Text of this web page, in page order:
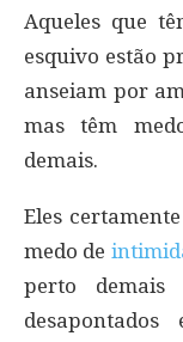
Aqueles que
esquivo estão
anseiam por
mas têm
demais.
Eles
medo de
perto demais